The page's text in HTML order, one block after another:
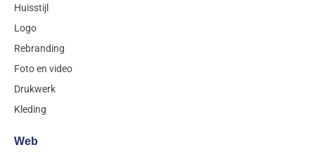
Huisstijl
Logo
Rebranding
Foto en video
Drukwerk
Kleding
Web